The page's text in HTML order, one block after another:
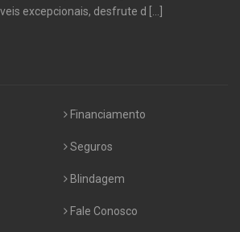
excepcionais, desfrute d
Financiamento
Seguros
Blindagem
Fale Conosco